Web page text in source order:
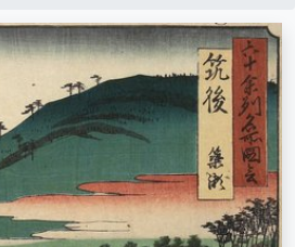
– bijv.
Beschrijf de scène – bijv. groene
weide, abstract met veel rood, donker
olieverfschilderij, staand naakt naast
een boom.